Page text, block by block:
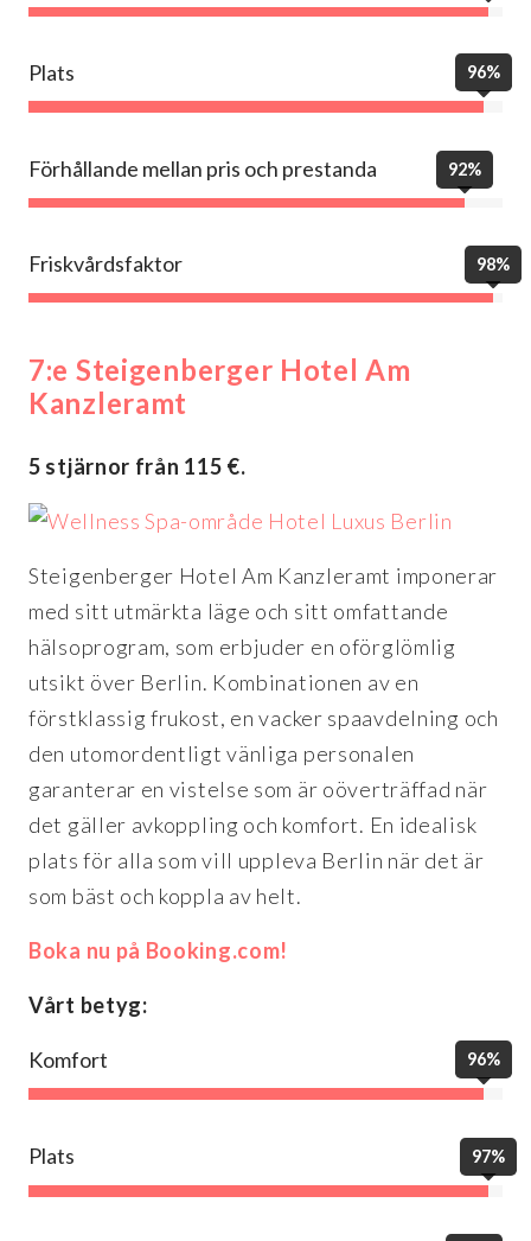
Plats 96%
Förhållande mellan pris och prestanda 92%
Friskvårdsfaktor 98%
7:e Steigenberger Hotel Am
Kanzleramt
5 stjärnor från 115 €.
Steigenberger Hotel Am Kanzleramt imponerar
med sitt utmärkta läge och sitt omfattande
hälsoprogram, som erbjuder en oförglömlig
utsikt över Berlin. Kombinationen av en
förstklassig frukost, en vacker spaavdelning och
den utomordentligt vänliga personalen
garanterar en vistelse som är oöverträffad när
det gäller avkoppling och komfort. En idealisk
plats för alla som vill uppleva Berlin när det är
som bäst och koppla av helt.
Boka nu på Booking.com!
Vårt betyg:
Komfort 96%
Plats 97%